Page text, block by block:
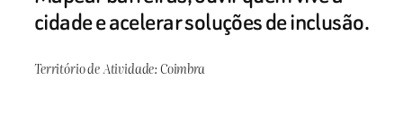
cidade e acelerar soluções de inclusão.
Território de Atividade: Coimbra